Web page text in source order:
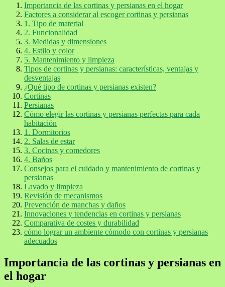
Importancia de las cortinas y persianas en el hogar
Factores a considerar al escoger cortinas y persianas
1. Tipo de material
2. Funcionalidad
3. Medidas y dimensiones
4. Estilo y color
5. Mantenimiento y limpieza
Tipos de cortinas y persianas: características, ventajas y
desventajas
¿Qué tipo de cortinas y persianas existen?
Cortinas
Persianas
Cómo elegir las cortinas y persianas perfectas para cada
habitación
1. Dormitorios
2. Salas de estar
3. Cocinas y comedores
4. Baños
Consejos para el cuidado y mantenimiento de cortinas y
persianas
Lavado y limpieza
Revisión de mecanismos
Prevención de manchas y daños
Innovaciones y tendencias en cortinas y persianas
Comparativa de costes y durabilidad
cómo lograr un ambiente cómodo con cortinas y persianas
adecuados
Importancia de las cortinas y persianas en
el hogar